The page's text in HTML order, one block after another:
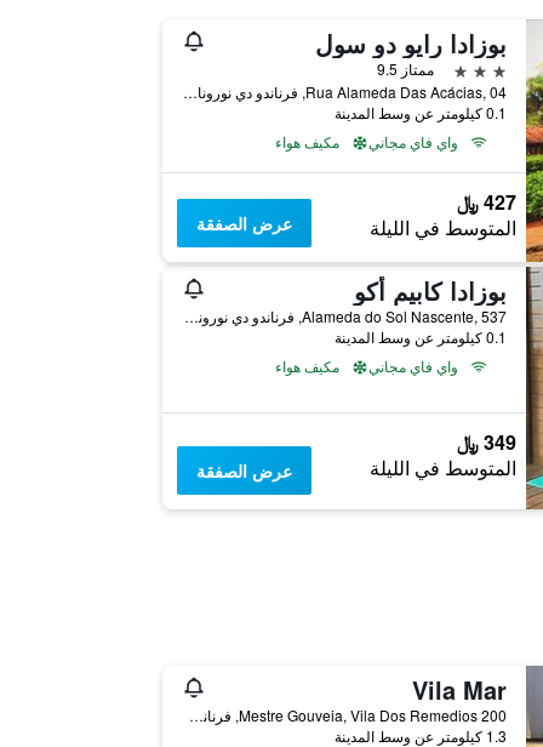
بوزادا رايو دو سول
3 نجوم
ممتاز 9.5
Rua Alameda Das Acácias, 04, فرناندو دي نورونا, البرازيل
0.1 كيلومتر عن وسط المدينة
واي فاي مجاني
مكيف هواء
427 ﷼
المتوسط في الليلة عرض الصفقة
بوزادا كابيم أكو
Alameda do Sol Nascente, 537, فرناندو دي نورونا, البرازيل
0.1 كيلومتر عن وسط المدينة
واي فاي مجاني
مكيف هواء
349 ﷼
المتوسط في الليلة عرض الصفقة
Vila Mar
Mestre Gouveia, Vila Dos Remedios 200, فرناندو دي نورونا, البرازيل
1.3 كيلومتر عن وسط المدينة